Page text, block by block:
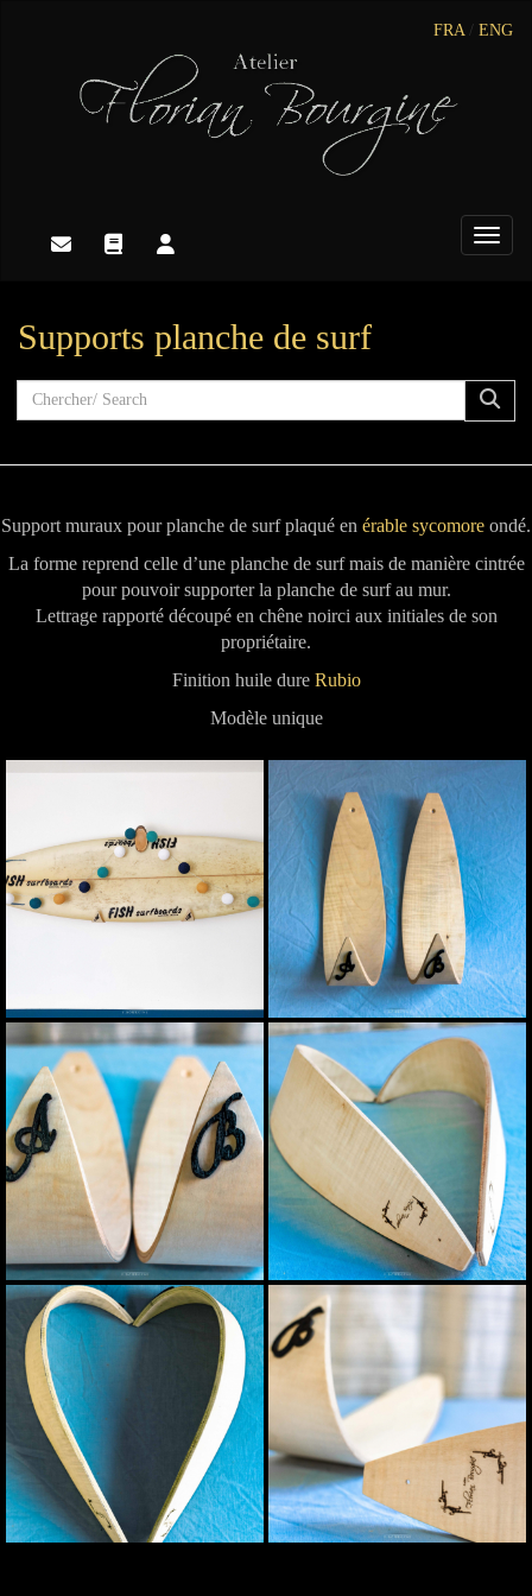
FRA/ ENG
Supports planche de surf
Support muraux pour planche de surf plaqué en érable sycomore ondé.
La forme reprend celle d’une planche de surf mais de manière cintrée
pour pouvoir supporter la planche de surf au mur.
Lettrage rapporté découpé en chêne noirci aux initiales de son
propriétaire.
Finition huile dure Rubio
Modèle unique